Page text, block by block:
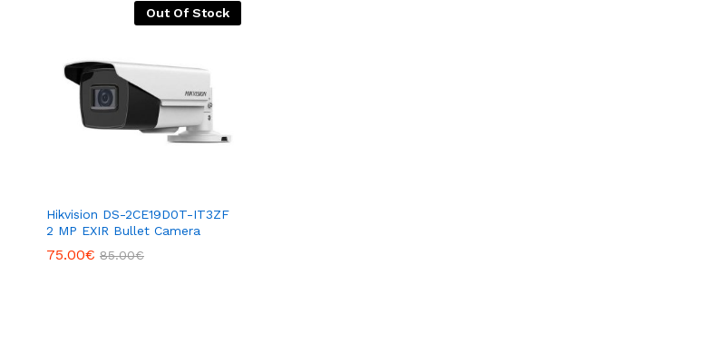
Out Of Stock
Hikvision DS-2CE19D0T-IT3ZF
2 MP EXIR Bullet Camera
75.00€ 85.00€